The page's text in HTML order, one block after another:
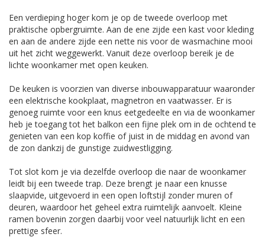
Een verdieping hoger kom je op de tweede overloop met
praktische opbergruimte. Aan de ene zijde een kast voor kleding
en aan de andere zijde een nette nis voor de wasmachine mooi
uit het zicht weggewerkt. Vanuit deze overloop bereik je de
lichte woonkamer met open keuken.
De keuken is voorzien van diverse inbouwapparatuur waaronder
een elektrische kookplaat, magnetron en vaatwasser. Er is
genoeg ruimte voor een knus eetgedeelte en via de woonkamer
heb je toegang tot het balkon een fijne plek om in de ochtend te
genieten van een kop koffie of juist in de middag en avond van
de zon dankzij de gunstige zuidwestligging.
Tot slot kom je via dezelfde overloop die naar de woonkamer
leidt bij een tweede trap. Deze brengt je naar een knusse
slaapvide, uitgevoerd in een open loftstijl zonder muren of
deuren, waardoor het geheel extra ruimtelijk aanvoelt. Kleine
ramen bovenin zorgen daarbij voor veel natuurlijk licht en een
prettige sfeer.